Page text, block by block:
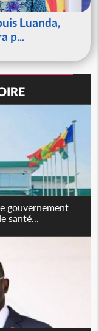
Luanda,
p...
gouvernement
santé...